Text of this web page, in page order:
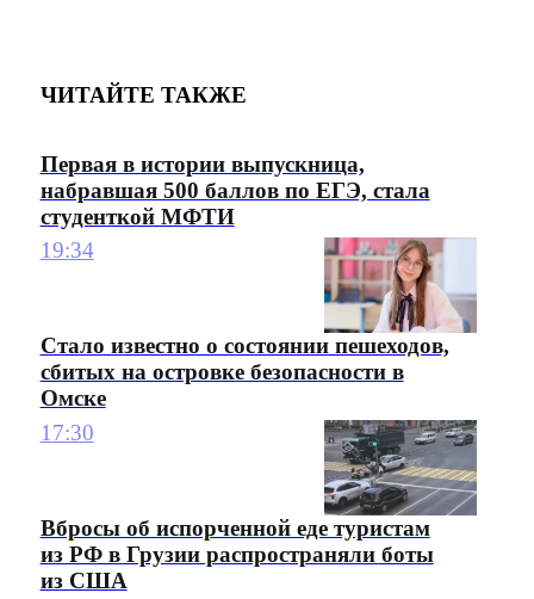
ЧИТАЙТЕ ТАКЖЕ
Первая в истории выпускница,
набравшая 500 баллов по ЕГЭ, стала
студенткой МФТИ
19:34
Стало известно о состоянии пешеходов,
сбитых на островке безопасности в
Омске
17:30
Вбросы об испорченной еде туристам
из РФ в Грузии распространяли боты
из США